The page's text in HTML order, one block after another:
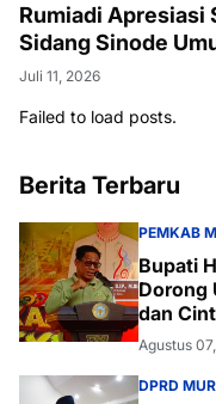
Rumiadi Apresiasi
Sidang Sinode
Juli 11, 2026
Failed to load posts.
Berita Terbaru
PEMKAB
Bupati
Dorong
dan
Agustus
DPRD